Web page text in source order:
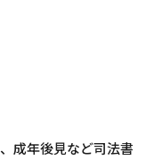
成年後見など司法書